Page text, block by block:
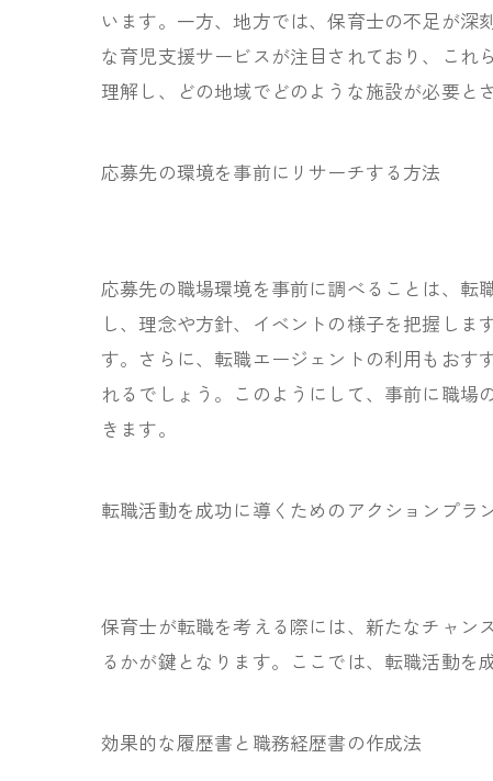
います。一方、地方では、保育士の不足が
な育児支援サービスが注目されており、これ
理解し、どの地域でどのような施設が必要と
応募先の環境を事前にリサーチする方法
応募先の職場環境を事前に調べることは、転
し、理念や方針、イベントの様子を把握し
す。さらに、転職エージェントの利用もおす
れるでしょう。このようにして、事前に職
きます。
転職活動を成功に導くためのアクションプラ
保育士が転職を考える際には、新たなチャン
るかが鍵となります。ここでは、転職活動を
効果的な履歴書と職務経歴書の作成法